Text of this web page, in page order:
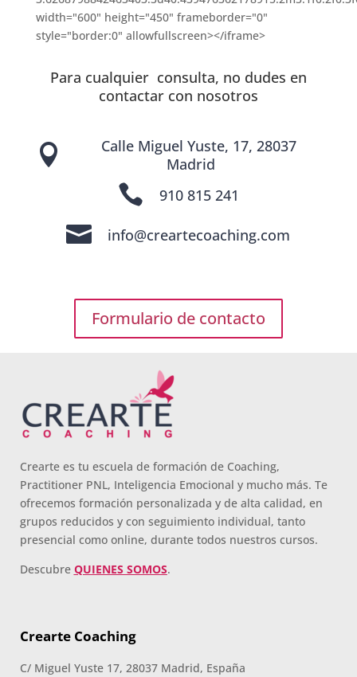
width="600" height="450" frameborder="0"
style="border:0" allowfullscreen></iframe>
Para cualquier consulta, no dudes en
contactar con nosotros

Calle Miguel Yuste, 17, 28037
Madrid
 910 815 241
 info@creartecoaching.com
Formulario de contacto
Crearte es tu escuela de formación de Coaching,
Practitioner PNL, Inteligencia Emocional y mucho más. Te
ofrecemos formación personalizada y de alta calidad, en
grupos reducidos y con seguimiento individual, tanto
presencial como online, durante todos nuestros cursos.
Descubre QUIENES SOMOS.
Crearte Coaching
C/ Miguel Yuste 17, 28037 Madrid, España